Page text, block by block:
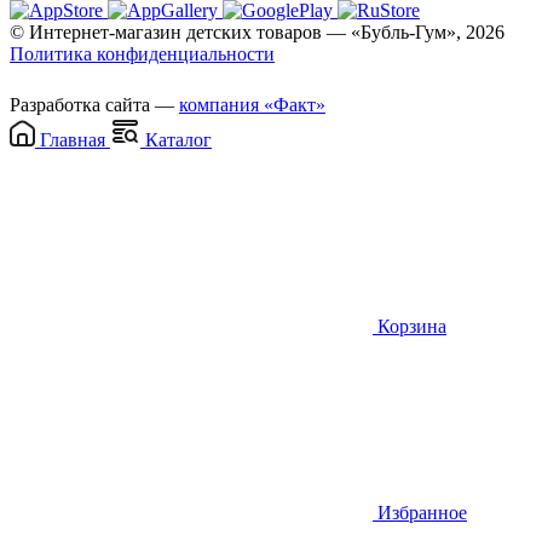
© Интернет-магазин детских товаров — «Бубль-Гум», 2026
Политика конфиденциальности
Разработка сайта — компания «Факт»
Главная
Каталог
Корзина
Избранное